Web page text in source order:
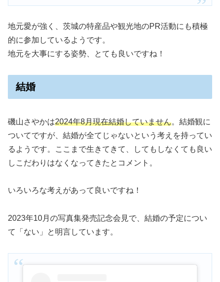
地元愛が強く、茨城の特産品や観光地のPR活動にも積極
的に参加しているようです。
地元を大事にする姿勢、とても良いですね！
結婚
磯山さやかは2024年8月現在結婚していません。結婚観に
ついてですが、結婚が全てじゃないという考えを持ってい
るようです。ここまで生きてきて、してもしなくても良い
しこだわりはなくなってきたとコメント。
いろいろな考えがあって良いですね！
2023年10月の写真集発売記念会見で、結婚の予定につい
て「ない」と明言しています。